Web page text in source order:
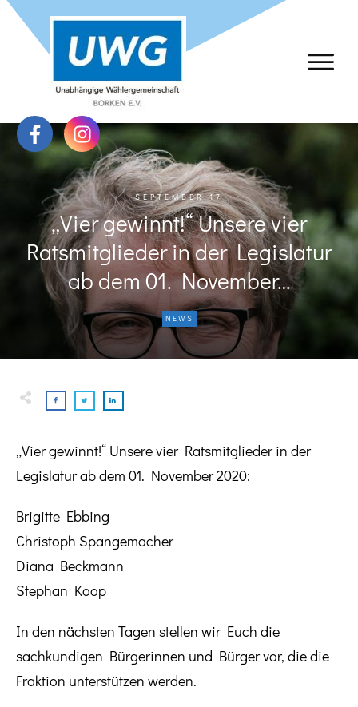
SEPTEMBER 17
„Vier gewinnt!“ Unsere vier
Ratsmitglieder in der Legislatur
ab dem 01. November…
NEWS
„Vier gewinnt!“ Unsere vier Ratsmitglieder in der
Legislatur ab dem 01. November 2020:
Brigitte Ebbing
Christoph Spangemacher
Diana Beckmann
Stephan Koop
In den nächsten Tagen stellen wir Euch die
sachkundigen Bürgerinnen und Bürger vor, die die
Fraktion unterstützen werden.